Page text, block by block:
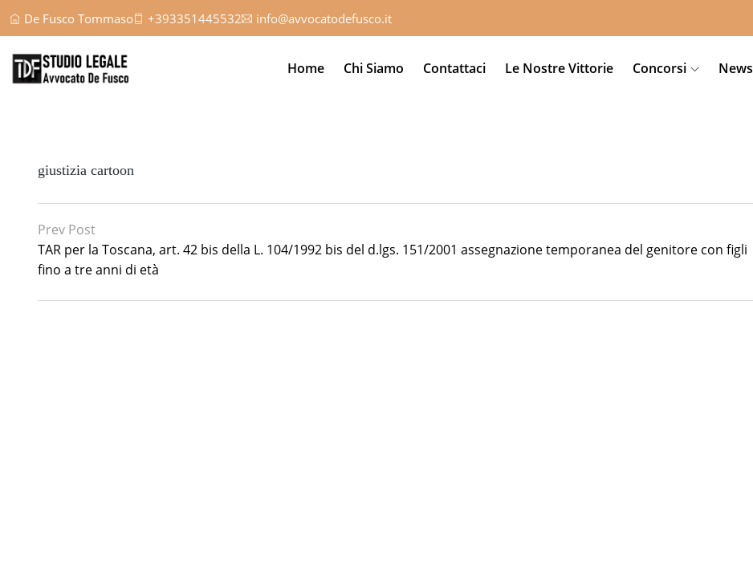
De Fusco Tommaso +393351445532 info@avvocatodefusco.it
Home Chi Siamo Contattaci Le Nostre Vittorie Concorsi News
giustizia cartoon
Prev Post
TAR per la Toscana, art. 42 bis della L. 104/1992 bis del d.lgs. 151/2001 assegnazione temporanea del genitore con figli
fino a tre anni di età